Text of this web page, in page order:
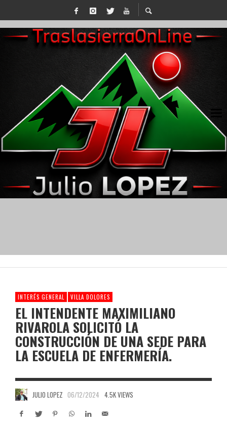
INTERÉS GENERAL VILLA DOLORES
EL INTENDENTE MAXIMILIANO
RIVAROLA SOLICITÓ LA
CONSTRUCCIÓN DE UNA SEDE PARA
LA ESCUELA DE ENFERMERÍA.
JULIO LOPEZ 06/12/2024 4.5K VIEWS